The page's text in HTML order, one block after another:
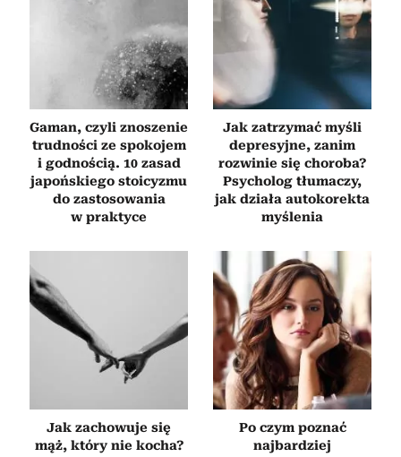
Gaman, czyli znoszenie
trudności ze spokojem
i godnością. 10 zasad
japońskiego stoicyzmu
do zastosowania
w praktyce
Jak zatrzymać myśli
depresyjne, zanim
rozwinie się choroba?
Psycholog tłumaczy,
jak działa autokorekta
myślenia
Jak zachowuje się
mąż, który nie kocha?
Po czym poznać
najbardziej